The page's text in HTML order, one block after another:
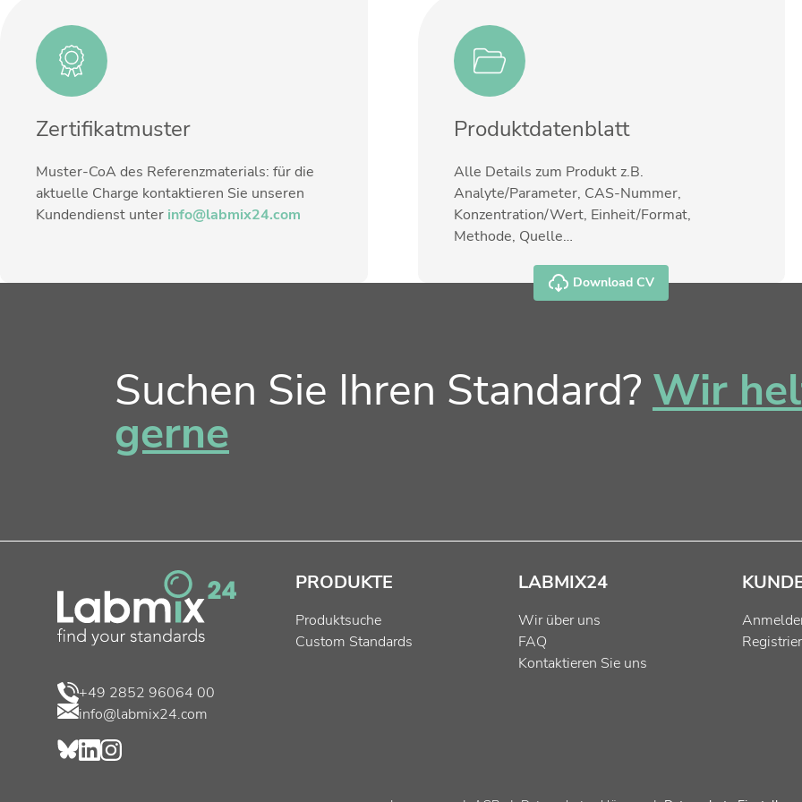
Methode
Zertifikatmuster
Muster-CoA des Referenzmaterials: für die
aktuelle Charge kontaktieren Sie unseren
Kundendienst unter info@labmix24.com
Produktdatenblatt
Alle Details zum Produkt z.B.
Analyte/Parameter, CAS-Nummer,
Konzentration/Wert, Einheit/Format,
Methode, Quelle…
Download CV
Suchen Sie Ihren Standard? Wir
gerne
+49 2852 96064 00
info@labmix24.com
PRODUKTE
Produktsuche
Custom Standards
LABMIX24
Wir über uns
FAQ
Kontaktieren Sie uns